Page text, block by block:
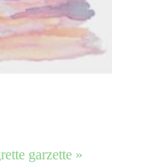
garzette »